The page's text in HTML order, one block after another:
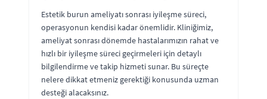
Estetik burun ameliyatı sonrası iyileşme süreci,
operasyonun kendisi kadar önemlidir. Kliniğimiz,
ameliyat sonrası dönemde hastalarımızın rahat ve
hızlı bir iyileşme süreci geçirmeleri için detaylı
bilgilendirme ve takip hizmeti sunar. Bu süreçte
nelere dikkat etmeniz gerektiği konusunda uzman
desteği alacaksınız.